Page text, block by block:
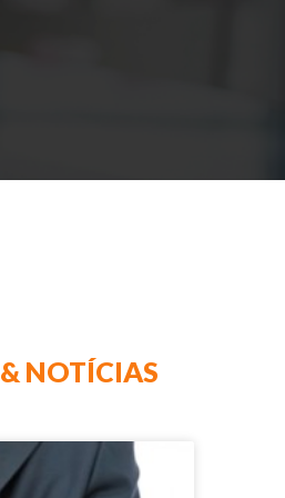
NOTÍCIAS